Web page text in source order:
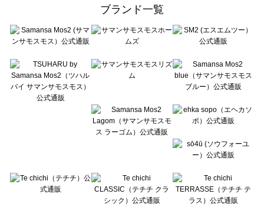
Te chichi（テチチ）の一覧
Te chichi CLASSIC（テチチ クラシック）の一覧
Lugnoncure（ルノンキュール）の一覧
BETTY'S BLUE（べティーズブルー）の一覧
Wpc.（ワールドパーティー）の一覧
ブランド一覧